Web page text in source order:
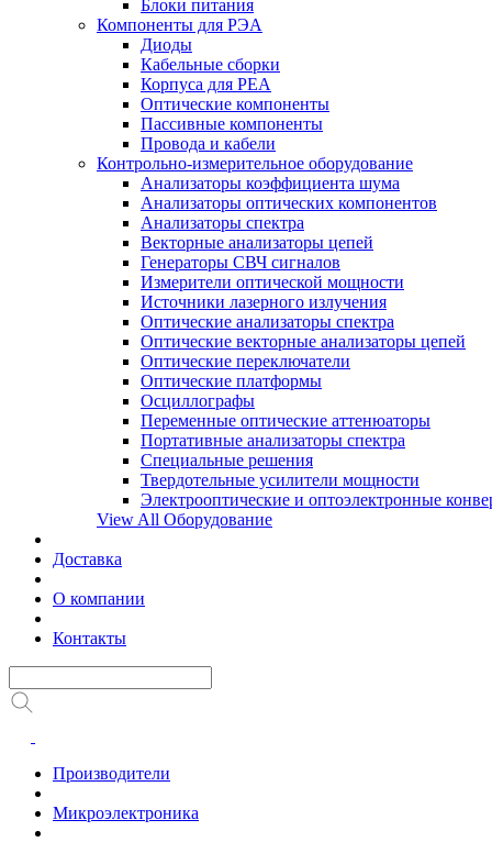
Блоки питания
Компоненты для РЭА
Диоды
Кабельные сборки
Корпуса для РЕА
Оптические компоненты
Пассивные компоненты
Провода и кабели
Контрольно-измерительное оборудование
Анализаторы коэффициента шума
Анализаторы оптических компонентов
Анализаторы спектра
Векторные анализаторы цепей
Генераторы СВЧ сигналов
Измерители оптической мощности
Источники лазерного излучения
Оптические анализаторы спектра
Оптические векторные анализаторы цепей
Оптические переключатели
Оптические платформы
Осциллографы
Переменные оптические аттенюаторы
Портативные анализаторы спектра
Специальные решения
Твердотельные усилители мощности
Электрооптические и оптоэлектронные
View All Оборудование
Доставка
О компании
Контакты
Производители
Микроэлектроника